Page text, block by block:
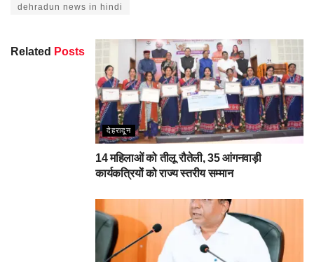
dehradun news in hindi
Related Posts
देहरादून
14 महिलाओं को तीलू रौतेली, 35 आंगनवाड़ी
कार्यकत्रियों को राज्य स्तरीय सम्मान